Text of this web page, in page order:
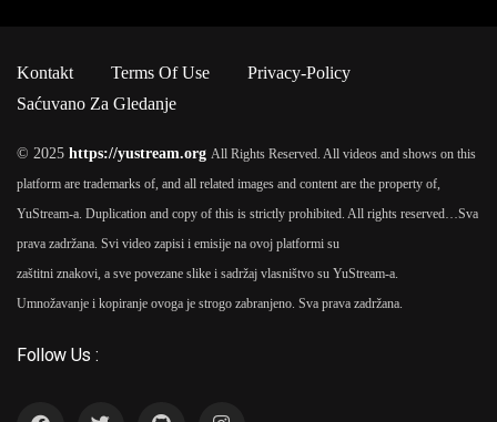
Kontakt Terms Of Use
Privacy-Policy
Saćuvano Za Gledanje
© 2025 https://yustream.org All Rights Reserved. All videos and shows on this
platform are trademarks of, and all related images and content are the property of,
YuStream-a. Duplication and copy of this is strictly prohibited. All rights reserved…Sva
prava zadržana. Svi video zapisi i emisije na ovoj platformi su
zaštitni znakovi, a sve povezane slike i sadržaj vlasništvo su YuStream-a.
Umnožavanje i kopiranje ovoga je strogo zabranjeno. Sva prava zadržana.
Follow Us :